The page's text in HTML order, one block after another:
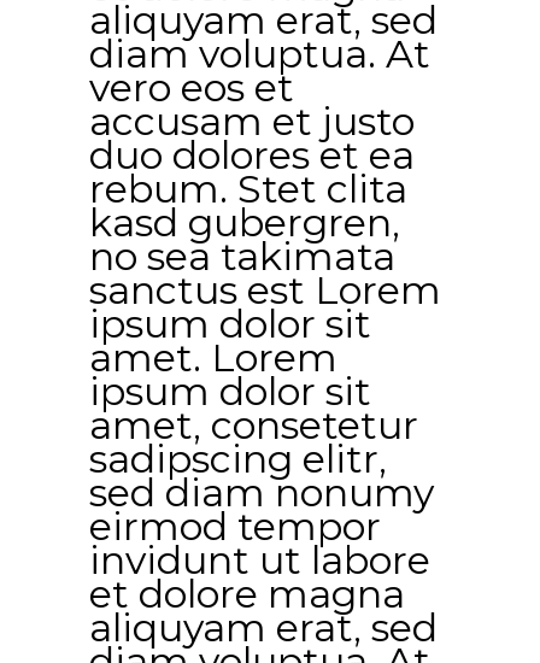
aliquyam erat, sed
diam voluptua. At
vero eos et
accusam et justo
duo dolores et ea
rebum. Stet clita
kasd gubergren,
no sea takimata
sanctus est Lorem
ipsum dolor sit
amet. Lorem
ipsum dolor sit
amet, consetetur
sadipscing elitr,
sed diam nonumy
eirmod tempor
invidunt ut labore
et dolore magna
aliquyam erat, sed